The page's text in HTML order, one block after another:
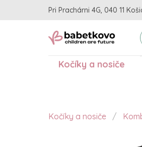
Pri Prachárni 4G, 040 11
Kočíky a nosiče
Kočíky a nosiče